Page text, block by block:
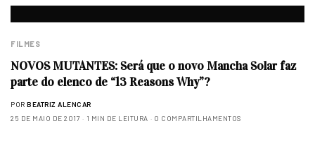
FILMES
NOVOS MUTANTES: Será que o novo Mancha Solar faz
parte do elenco de “13 Reasons Why”?
POR BEATRIZ ALENCAR
25 DE MAIO DE 2017
1 MIN DE LEITURA 0 COMPARTILHAMENTOS